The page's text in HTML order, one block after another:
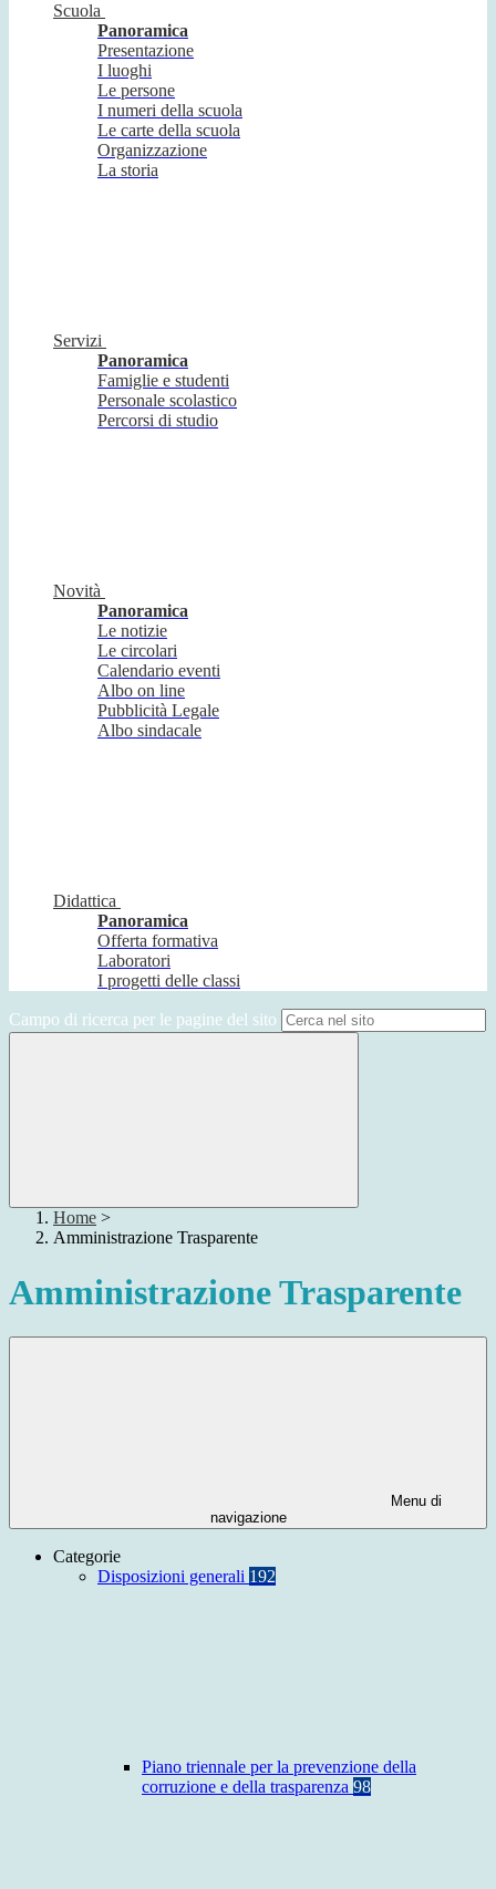
Scuola
Panoramica
Presentazione
I luoghi
Le persone
I numeri della scuola
Le carte della scuola
Organizzazione
La storia
Servizi
Panoramica
Famiglie e studenti
Personale scolastico
Percorsi di studio
Novità
Panoramica
Le notizie
Le circolari
Calendario eventi
Albo on line
Pubblicità Legale
Albo sindacale
Didattica
Panoramica
Offerta formativa
Laboratori
I progetti delle classi
Campo di ricerca per le pagine del sito
Home >
Amministrazione Trasparente
Amministrazione Trasparente
Menu di
navigazione
Categorie
Disposizioni generali 192
Piano triennale per la prevenzione della
corruzione e della trasparenza 98